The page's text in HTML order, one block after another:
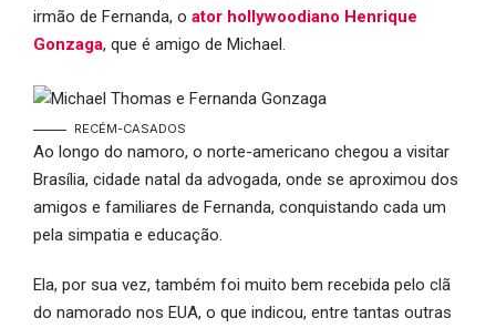
irmão de Fernanda, o ator hollywoodiano Henrique
Gonzaga, que é amigo de Michael.
RECÉM-CASADOS
Ao longo do namoro, o norte-americano chegou a visitar
Brasília, cidade natal da advogada, onde se aproximou dos
amigos e familiares de Fernanda, conquistando cada um
pela simpatia e educação.
Ela, por sua vez, também foi muito bem recebida pelo clã
do namorado nos EUA, o que indicou, entre tantas outras